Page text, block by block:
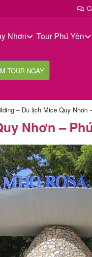
Nhơn Tour Phú Yên
TOUR NGAY
– Du lịch Mice Quy Nhơn
Nhơn –